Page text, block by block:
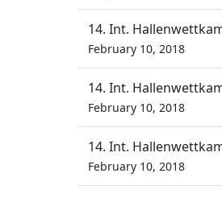
14. Int.
February 10, 2018
14. Int.
February 10, 2018
14. Int.
February 10, 2018